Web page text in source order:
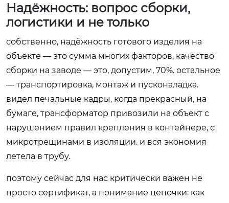
Надёжность: вопрос сборки,
логистики и не только
собственно, надёжность готового изделия на
объекте — это сумма многих факторов. качество
сборки на заводе — это, допустим, 70%. остальное
— транспортировка, монтаж и пусконаладка.
видел печальные кадры, когда прекрасный, на
бумаге, трансформатор привозили на объект с
нарушением правил крепления в контейнере, с
микротрещинами в изоляции. и вся экономия
летела в трубу.
поэтому сейчас для нас критически важен не
просто сертификат, а понимание цепочки: как